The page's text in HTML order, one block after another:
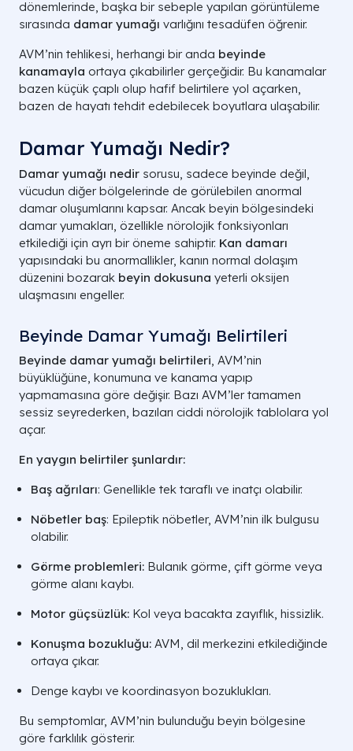
dönemlerinde, başka bir sebeple yapılan görüntüleme
sırasında damar yumağı varlığını tesadüfen öğrenir.
AVM’nin tehlikesi, herhangi bir anda beyinde
kanamayla ortaya çıkabilirler gerçeğidir. Bu kanamalar
bazen küçük çaplı olup hafif belirtilere yol açarken,
bazen de hayatı tehdit edebilecek boyutlara ulaşabilir.
Damar Yumağı Nedir?
Damar yumağı nedir sorusu, sadece beyinde değil,
vücudun diğer bölgelerinde de görülebilen anormal
damar oluşumlarını kapsar. Ancak beyin bölgesindeki
damar yumakları, özellikle nörolojik fonksiyonları
etkilediği için ayrı bir öneme sahiptir. Kan damarı
yapısındaki bu anormallikler, kanın normal dolaşım
düzenini bozarak beyin dokusuna yeterli oksijen
ulaşmasını engeller.
Beyinde Damar Yumağı Belirtileri
Beyinde damar yumağı belirtileri, AVM’nin
büyüklüğüne, konumuna ve kanama yapıp
yapmamasına göre değişir. Bazı AVM’ler tamamen
sessiz seyrederken, bazıları ciddi nörolojik tablolara yol
açar.
En yaygın belirtiler şunlardır:
Baş ağrıları: Genellikle tek taraflı ve inatçı olabilir.
Nöbetler baş: Epileptik nöbetler, AVM’nin ilk bulgusu
olabilir.
Görme problemleri: Bulanık görme, çift görme veya
görme alanı kaybı.
Motor güçsüzlük: Kol veya bacakta zayıflık, hissizlik.
Konuşma bozukluğu: AVM, dil merkezini etkilediğinde
ortaya çıkar.
Denge kaybı ve koordinasyon bozuklukları.
Bu semptomlar, AVM’nin bulunduğu beyin bölgesine
göre farklılık gösterir.